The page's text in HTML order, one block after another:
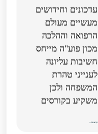
עדכונים וחידושים
מעשיים מעולם
הרפואה וההלכה
מכון פוע"ה מייחס
חשיבות עליונה
לענייני טהרת
המשפחה ולכן
משקיע בקורסים
קרא עוד »